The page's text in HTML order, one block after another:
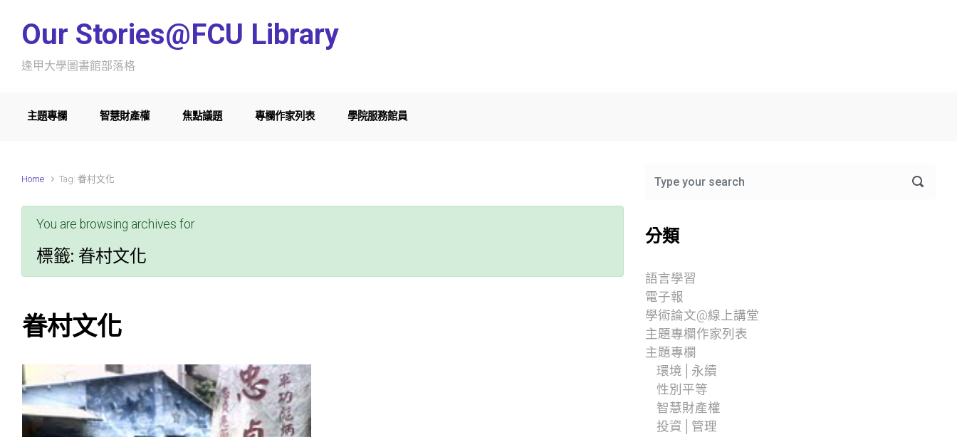
Our Stories@FCU Library
逢甲大學圖書館部落格
主題專欄 智慧財產權 焦點議題 專欄作家列表 學院服務館員
Home Tag: 眷村文化
You are browsing archives for
標籤: 眷村文化
眷村文化
分類
語言學習
電子報
學術論文@線上講堂
主題專欄作家列表
主題專欄
環境│永續
性別平等
智慧財產權
投資│管理